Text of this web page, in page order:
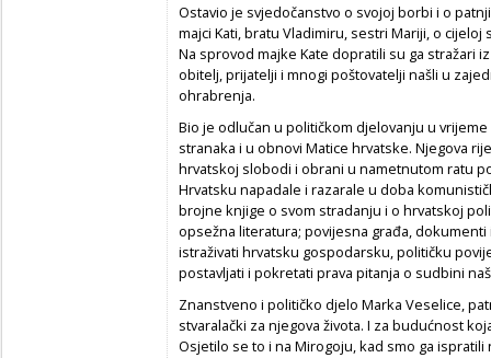
Ostavio je svjedočanstvo o svojoj borbi i o
majci Kati, bratu Vladimiru, sestri Mariji, o
Na sprovod majke Kate dopratili su ga stražari
obitelj, prijatelji i mnogi poštovatelji našli u
ohrabrenja.
Bio je odlučan u političkom djelovanju u
stranaka i u obnovi Matice hrvatske. Njegova
hrvatskoj slobodi i obrani u nametnutom ratu
Hrvatsku napadale i razarale u doba
brojne knjige o svom stradanju i o hrvatskoj
opsežna literatura; povijesna građa,
istraživati hrvatsku gospodarsku, političku
postavljati i pokretati prava pitanja o sudbini
Znanstveno i političko djelo Marka Veselice,
stvaralački za njegova života. I za budućnost
Osjetilo se to i na Mirogoju, kad smo ga